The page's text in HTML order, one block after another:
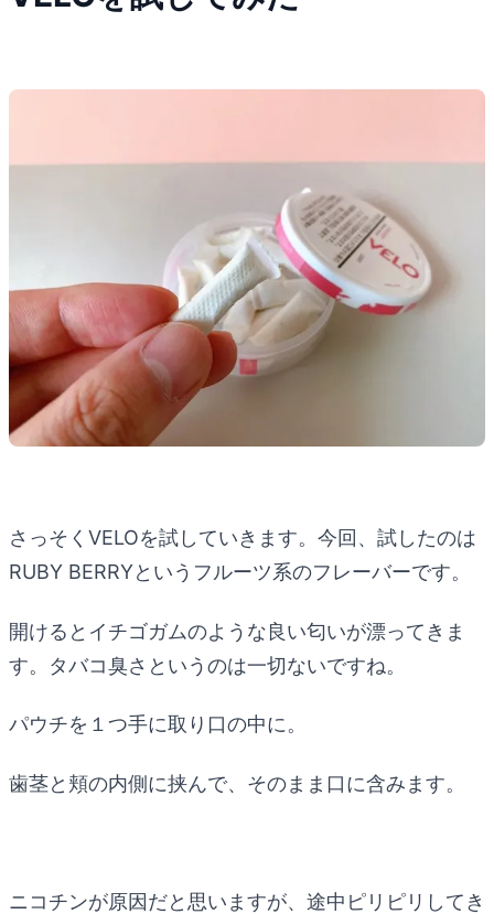
さっそくVELOを試していきます。今回、試したのは
RUBY BERRYというフルーツ系のフレーバーです。
開けるとイチゴガムのような良い匂いが漂ってきま
す。タバコ臭さというのは一切ないですね。
パウチを１つ手に取り口の中に。
歯茎と頬の内側に挟んで、そのまま口に含みます。
ニコチンが原因だと思いますが、途中ピリピリしてき